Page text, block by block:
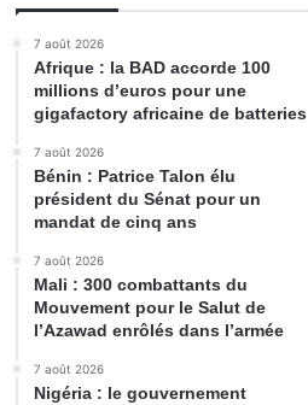
7 août 2026
Afrique : la BAD accorde 100
millions d’euros pour une
gigafactory africaine de batteries
7 août 2026
Bénin : Patrice Talon élu
président du Sénat pour un
mandat de cinq ans
7 août 2026
Mali : 300 combattants du
Mouvement pour le Salut de
l’Azawad enrôlés dans l’armée
7 août 2026
Nigéria : le gouvernement